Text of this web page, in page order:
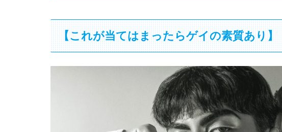
【これが当てはまったらゲイの素質あり】